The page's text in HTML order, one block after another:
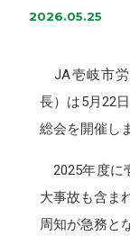
2026.05.25
JA壱岐市労
長）は5月22
総会を開催し
2025年度に
大事故も含ま
周知が急務と